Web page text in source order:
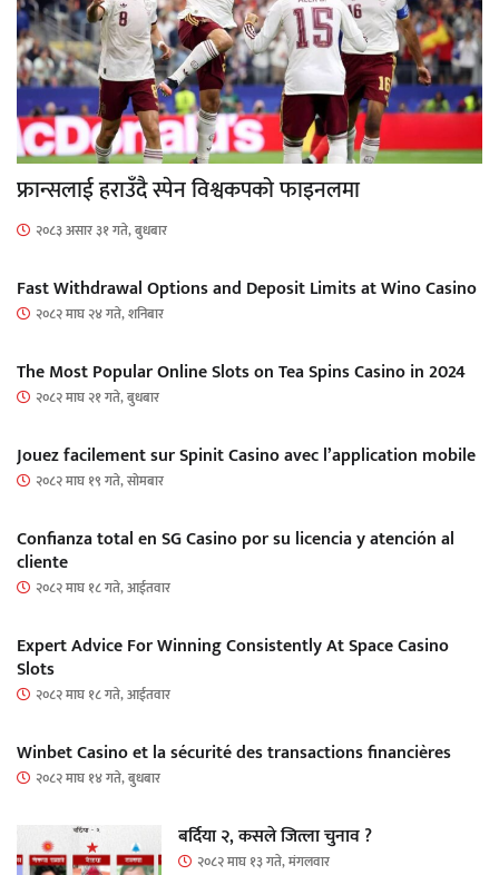
फ्रान्सलाई हराउँदै स्पेन विश्वकपको फाइनलमा
२०८३ असार ३१ गते, बुधबार
Fast Withdrawal Options and Deposit Limits at Wino Casino
२०८२ माघ २४ गते, शनिबार
The Most Popular Online Slots on Tea Spins Casino in 2024
२०८२ माघ २१ गते, बुधबार
Jouez facilement sur Spinit Casino avec l’application mobile
२०८२ माघ १९ गते, सोमबार
Confianza total en SG Casino por su licencia y atención al
cliente
२०८२ माघ १८ गते, आईतवार
Expert Advice For Winning Consistently At Space Casino
Slots
२०८२ माघ १८ गते, आईतवार
Winbet Casino et la sécurité des transactions financières
२०८२ माघ १४ गते, बुधबार
बर्दिया २, कसले जित्ला चुनाव ?
२०८२ माघ १३ गते, मंगलवार